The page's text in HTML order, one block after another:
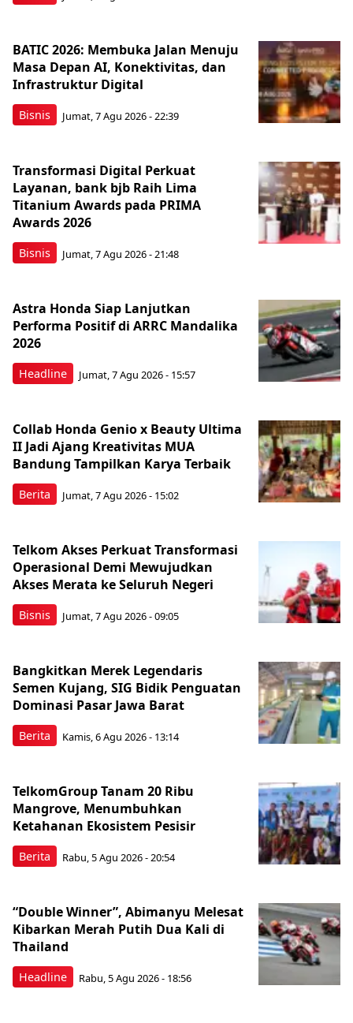
Bisnis
BATIC 2026: Membuka Jalan Menuju
Masa Depan AI, Konektivitas, dan
Infrastruktur Digital
Jumat, 7 Agu 2026 - 22:39
Bisnis
Transformasi Digital Perkuat
Layanan, bank bjb Raih Lima
Titanium Awards pada PRIMA
Awards 2026
Jumat, 7 Agu 2026 - 21:48
Headline
Astra Honda Siap Lanjutkan
Performa Positif di ARRC Mandalika
2026
Jumat, 7 Agu 2026 - 15:57
Berita
Collab Honda Genio x Beauty Ultima
II Jadi Ajang Kreativitas MUA
Bandung Tampilkan Karya Terbaik
Jumat, 7 Agu 2026 - 15:02
Bisnis
Telkom Akses Perkuat Transformasi
Operasional Demi Mewujudkan
Akses Merata ke Seluruh Negeri
Jumat, 7 Agu 2026 - 09:05
Berita
Bangkitkan Merek Legendaris
Semen Kujang, SIG Bidik Penguatan
Dominasi Pasar Jawa Barat
Kamis, 6 Agu 2026 - 13:14
Berita
TelkomGroup Tanam 20 Ribu
Mangrove, Menumbuhkan
Ketahanan Ekosistem Pesisir
Rabu, 5 Agu 2026 - 20:54
Headline
“Double Winner”, Abimanyu Melesat
Kibarkan Merah Putih Dua Kali di
Thailand
Rabu, 5 Agu 2026 - 18:56